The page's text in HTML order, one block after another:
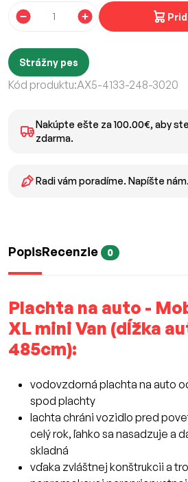
Strážny pes
Kód produktu:AX5-4133-248-3020
Nakúpte ešte za 100.00€, aby
zdarma.
Radi vám poradíme. Napíšte nám.
PopisRecenzie 0
Plachta na auto -
XL mini Van (dĺžka
485cm):
vodovzdorná plachta na auto
spod plachty
lachta chráni vozidlo pred
celý rok, ľahko sa nasadzuje a
skladná
vďaka zvláštnej konštrukcii a